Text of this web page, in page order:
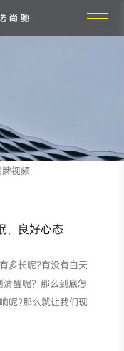
牌视频
，良好心态
多长呢?有没有白天
醒呢？那么到底怎
呢?那么就让我们现